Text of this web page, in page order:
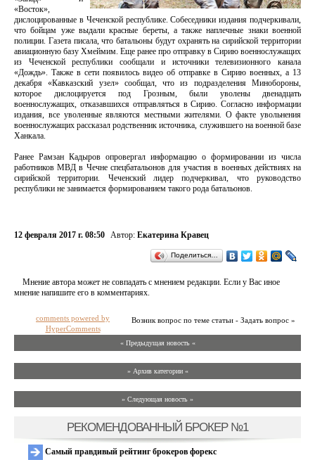
«Восток»,
дислоцированные в Чеченской республике. Собеседники издания подчеркивали,
что бойцам уже выдали красные береты, а также наплечные знаки военной
полиции. Газета писала, что батальоны будут охранять на сирийской территории
авиационную базу Хмеймим. Еще ранее про отправку в Сирию военнослужащих
из Чеченской республики сообщали и источники телевизионного канала
«Дождь». Также в сети появилось видео об отправке в Сирию военных, а 13
декабря «Кавказский узел» сообщал, что из подразделения Минобороны,
которое дислоцируется под Грозным, были уволены двенадцать
военнослужащих, отказавшихся отправляться в Сирию. Согласно информации
издания, все уволенные являются местными жителями. О факте увольнения
военнослужащих рассказал родственник источника, служившего на военной базе
Ханкала.
Ранее Рамзан Кадыров опровергал информацию о формировании из числа
работников МВД в Чечне спецбатальонов для участия в военных действиях на
сирийской территории. Чеченский лидер подчеркивал, что руководство
республики не занимается формированием такого рода батальонов.
12 февраля 2017 г. 08:50 Автор: Екатерина Кравец
Поделиться…
Мнение автора может не совпадать с мнением редакции. Если у Вас иное
мнение напишите его в комментариях.
Возник вопрос по теме статьи - Задать вопрос »
comments powered by
HyperComments
« Предыдущая новость «
» Архив категории «
» Следующая новость »
РЕКОМЕНДОВАННЫЙ БРОКЕР №1
Самый правдивый рейтинг брокеров форекс